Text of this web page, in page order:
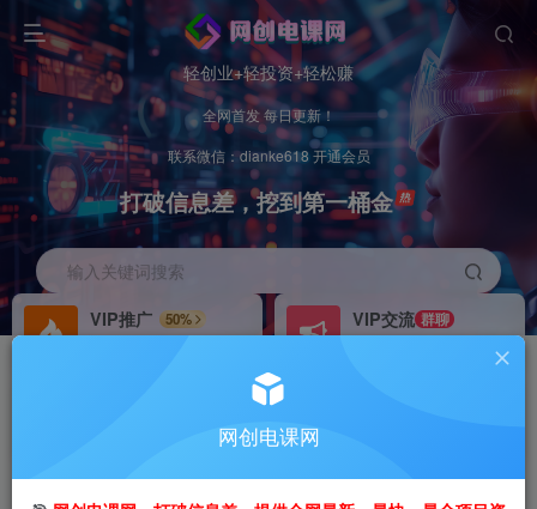
轻创业+轻投资+轻松赚
全网首发 每日更新！
联系微信：dianke618 开通会员
打破信息差，挖到第一桶金
输入关键词搜索
VIP推广
50%
VIP交流 群聊
研究探讨更多创业项目路子。
搭建同款网站，自己当老板
网创电课网